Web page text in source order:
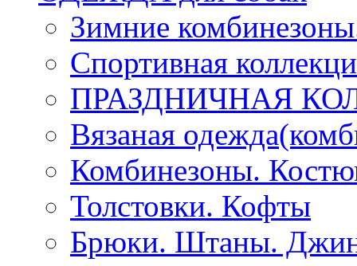
Зимние
Спортивная
ПРАЗДНИЧНАЯ
Вязаная
Комбинезоны.
Толстовки. Кофты
Брюки. Штаны.